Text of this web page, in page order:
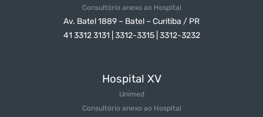
Consultório anexo ao Hospital
Av. Batel 1889 – Batel – Curitiba / PR
41 3312 3131 | 3312-3315 | 3312-3232
Hospital XV
Unimed
Consultório anexo ao Hospital